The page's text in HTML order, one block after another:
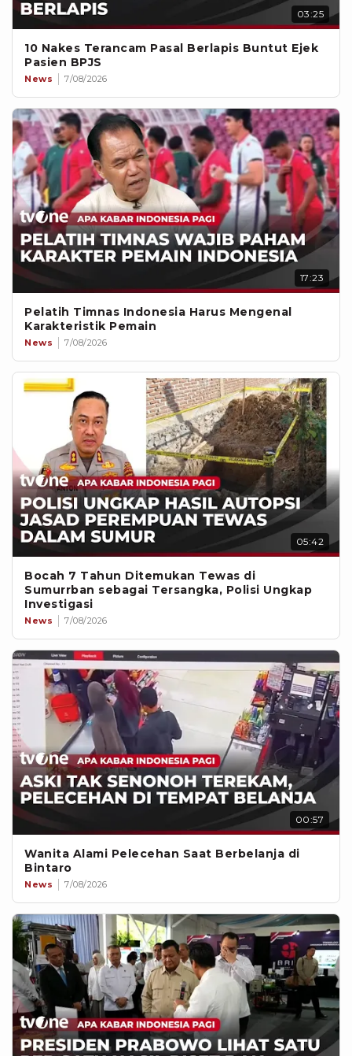
03:25
10 Nakes Terancam Pasal Berlapis Buntut Ejek
Pasien BPJS
News 7/08/2026
17:23
Pelatih Timnas Indonesia Harus Mengenal
Karakteristik Pemain
News 7/08/2026
05:42
Bocah 7 Tahun Ditemukan Tewas di
Sumurrban sebagai Tersangka, Polisi Ungkap
Investigasi
News 7/08/2026
00:57
Wanita Alami Pelecehan Saat Berbelanja di
Bintaro
News 7/08/2026